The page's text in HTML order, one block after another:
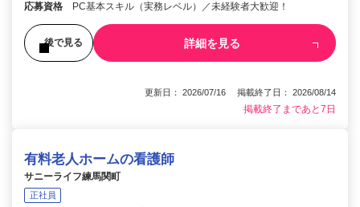
応募資格 PC基本スキル（実務レベル）／未経験者大歓迎！
後で見る 詳細を見る
更新日： 2026/07/16 掲載終了日： 2026/08/14
掲載終了まであと7日
有料老人ホームの看護師
サニーライフ練馬関町
正社員